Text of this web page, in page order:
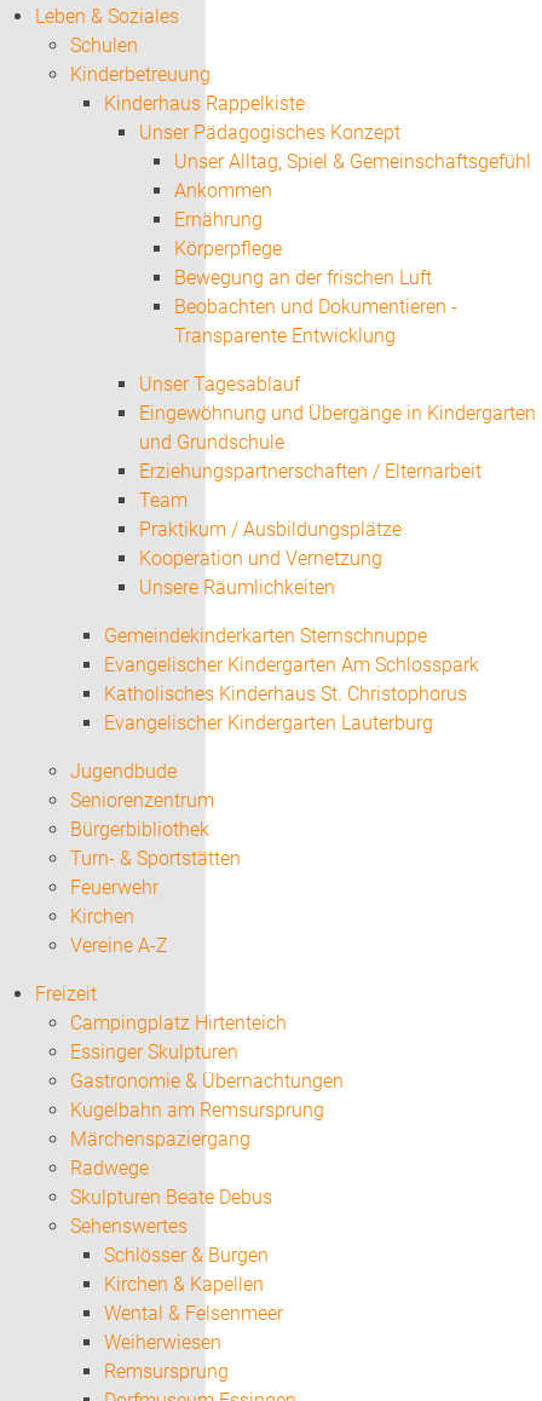
Leben & Soziales
Schulen
Kinderbetreuung
Kinderhaus Rappelkiste
Unser Pädagogisches Konzept
Unser Alltag, Spiel & Gemeinschaftsgefühl
Ankommen
Ernährung
Körperpflege
Bewegung an der frischen Luft
Beobachten und Dokumentieren -
Transparente Entwicklung
Unser Tagesablauf
Eingewöhnung und Übergänge in Kindergarten
und Grundschule
Erziehungspartnerschaften / Elternarbeit
Team
Praktikum / Ausbildungsplätze
Kooperation und Vernetzung
Unsere Räumlichkeiten
Gemeindekinderkarten Sternschnuppe
Evangelischer Kindergarten Am Schlosspark
Katholisches Kinderhaus St. Christophorus
Evangelischer Kindergarten Lauterburg
Jugendbude
Seniorenzentrum
Bürgerbibliothek
Turn- & Sportstätten
Feuerwehr
Kirchen
Vereine A-Z
Freizeit
Campingplatz Hirtenteich
Essinger Skulpturen
Gastronomie & Übernachtungen
Kugelbahn am Remsursprung
Märchenspaziergang
Radwege
Skulpturen Beate Debus
Sehenswertes
Schlösser & Burgen
Kirchen & Kapellen
Wental & Felsenmeer
Weiherwiesen
Remsursprung